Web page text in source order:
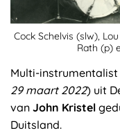
Cock Schelvis (slw),
Rath (p)
Multi-instrumentalist
29 maart 2022) uit
van John Kristel
Duitsland.